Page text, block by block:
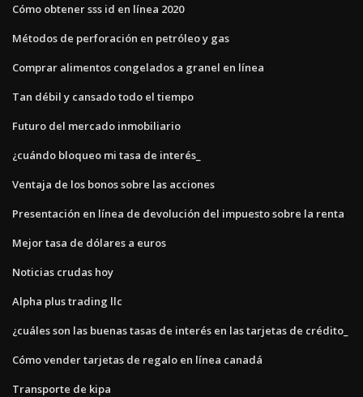
Cómo obtener sss id en línea 2020
Métodos de perforación en petróleo y gas
Comprar alimentos congelados a granel en línea
Tan débil y cansado todo el tiempo
Futuro del mercado inmobiliario
¿cuándo bloqueo mi tasa de interés_
Ventaja de los bonos sobre las acciones
Presentación en línea de devolución del impuesto sobre la renta
Mejor tasa de dólares a euros
Noticias crudas hoy
Alpha plus trading llc
¿cuáles son las buenas tasas de interés en las tarjetas de crédito_
Cómo vender tarjetas de regalo en línea canadá
Transporte de kipa